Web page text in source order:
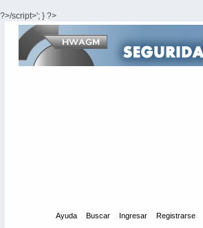
?>/script>'; } ?>
Ayuda Buscar Ingresar Registrarse